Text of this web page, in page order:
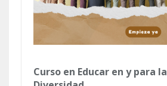
Curso en Educar en y para la